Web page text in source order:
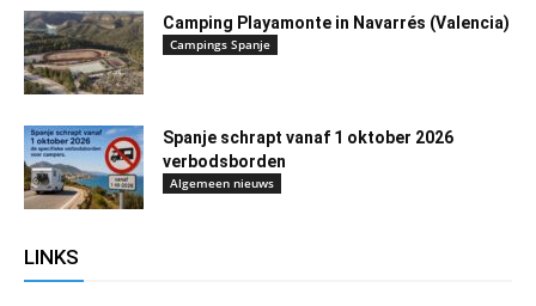
Camping Playamonte in Navarrés (Valencia)
Campings Spanje
Spanje schrapt vanaf 1 oktober 2026
verbodsborden
Algemeen nieuws
LINKS